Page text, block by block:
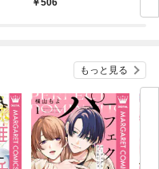
506
もっと見る